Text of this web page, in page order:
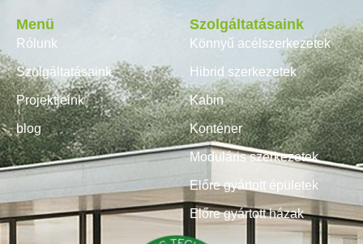
Menü
Rólunk
Szolgáltatásaink
Projektjeink
blog
Szolgáltatásaink
Könnyű acélszerkezetek
Hibrid szerkezetek
Kabin
Konténer
Moduláris szerkezetek
Előre gyártott épületek
Előre gyártott házak